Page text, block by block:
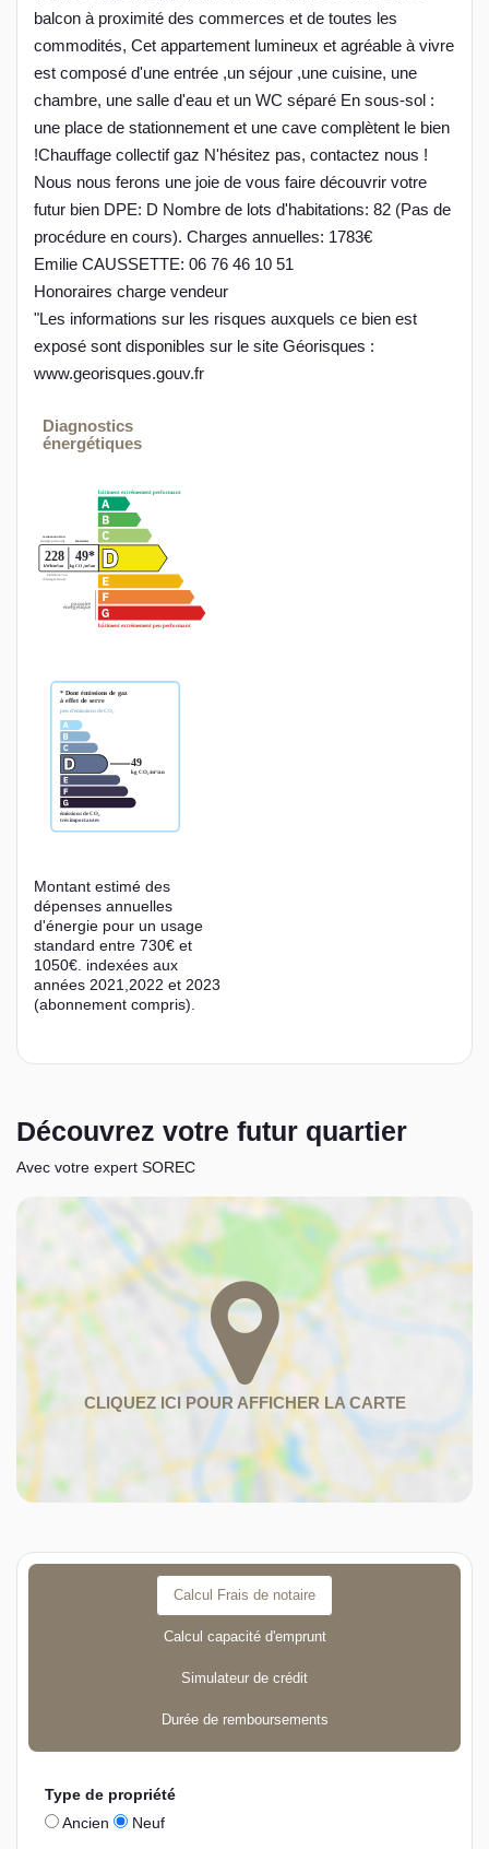
balcon à proximité des commerces et de toutes les
commodités, Cet appartement lumineux et agréable à vivre
est composé d'une entrée ,un séjour ,une cuisine, une
chambre, une salle d'eau et un WC séparé En sous-sol :
une place de stationnement et une cave complètent le bien
!Chauffage collectif gaz N'hésitez pas, contactez nous !
Nous nous ferons une joie de vous faire découvrir votre
futur bien DPE: D Nombre de lots d'habitations: 82 (Pas de
procédure en cours). Charges annuelles: 1783€
Emilie CAUSSETTE: 06 76 46 10 51
Honoraires charge vendeur
"Les informations sur les risques auxquels ce bien est
exposé sont disponibles sur le site Géorisques :
www.georisques.gouv.fr
Diagnostics
énergétiques
Montant estimé des
dépenses annuelles
d'énergie pour un usage
standard entre 730€ et
1050€. indexées aux
années 2021,2022 et 2023
(abonnement compris).
Découvrez votre futur quartier
Avec votre expert SOREC
Calcul Frais de notaire
Calcul capacité d'emprunt
Simulateur de crédit
Durée de remboursements